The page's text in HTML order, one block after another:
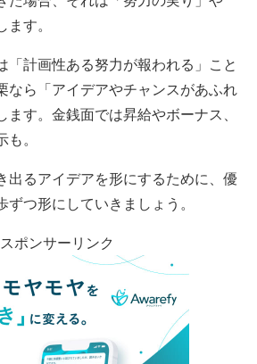
ます。
「計画性ある努力が報われる」こと
なら「アイデアやチャンスがあふれ
ます。金銭面では昇給やボーナス、
も。
出るアイデアを形にするために、優
ずつ形にしていきましょう。
スポンサーリンク